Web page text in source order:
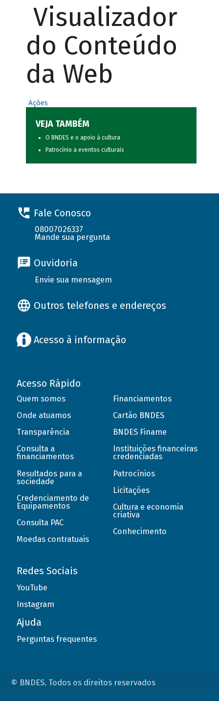
Visualizador
do Conteúdo
da Web
Ações
VEJA TAMBÉM
O BNDES e o apoio à cultura
Patrocínio a eventos culturais
Fale Conosco
08007026337
Mande sua pergunta
Ouvidoria
Envie sua mensagem
Outros telefones e endereços
Acesso à informação
Acesso Rápido
Quem somos
Onde atuamos
Transparência
Consulta a
financiamentos
Resultados para a
sociedade
Credenciamento de
Equipamentos
Consulta PAC
Moedas contratuais
Financiamentos
Cartão BNDES
BNDES Finame
Instituições financeiras
credenciadas
Patrocínios
Licitações
Cultura e economia
criativa
Conhecimento
Redes Sociais
YouTube
Instagram
Ajuda
Perguntas frequentes
© BNDES. Todos os direitos reservados